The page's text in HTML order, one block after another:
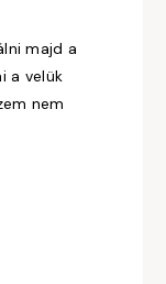
majd a
a velük
nem